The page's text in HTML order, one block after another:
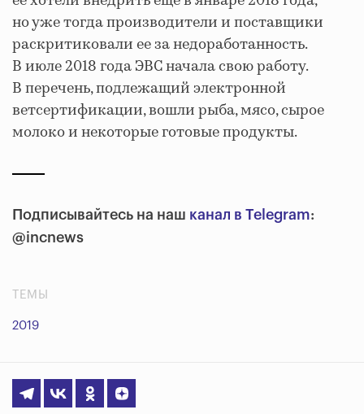
но уже тогда производители и поставщики
раскритиковали ее за недоработанность.
В июле 2018 года ЭВС начала свою работу.
В перечень, подлежащий электронной
ветсертификации, вошли рыба, мясо, сырое
молоко и некоторые готовые продукты.
Подписывайтесь на наш канал в Telegram:
@incnews
ТЕМЫ
2019